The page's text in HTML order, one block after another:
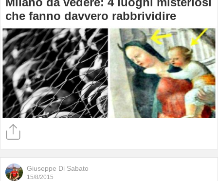
che fanno davvero rabbrividire
Giuseppe Di Sabato
15/8/2015